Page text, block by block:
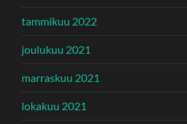
tammikuu 2022
joulukuu 2021
marraskuu 2021
lokakuu 2021